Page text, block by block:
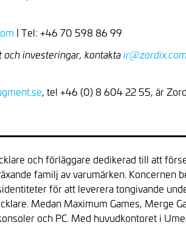
| Tel: +46 70 598 86 99
investeringar, kontaktair@zordix.com
, tel +46 (0) 8 604 22 55, är
och förläggare dedikerad till att
familj av varumärken.
för att leverera tongivande
Medan Maximum Games, Merge
och PC. Med huvudkontoret i